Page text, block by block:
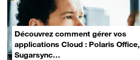
Découvrez comment gérer vos
applications Cloud : Polaris Office,
Sugarsync…